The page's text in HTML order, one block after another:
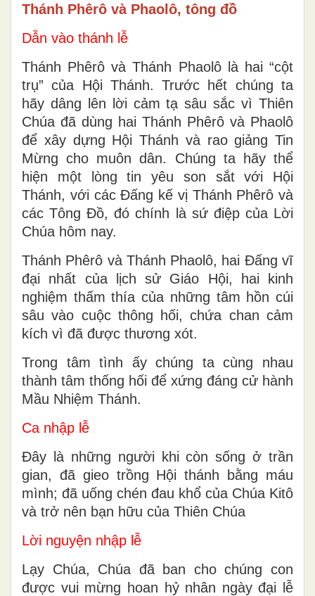
Thánh Phêrô và Phaolô, tông đồ
Dẫn vào thánh lễ
Thánh Phêrô và Thánh Phaolô là hai “cột
trụ” của Hội Thánh. Trước hết chúng ta
hãy dâng lên lời cảm tạ sâu sắc vì Thiên
Chúa đã dùng hai Thánh Phêrô và Phaolô
để xây dựng Hội Thánh và rao giảng Tin
Mừng cho muôn dân. Chúng ta hãy thể
hiện một lòng tin yêu son sắt với Hội
Thánh, với các Đấng kế vị Thánh Phêrô và
các Tông Đồ, đó chính là sứ điệp của Lời
Chúa hôm nay.
Thánh Phêrô và Thánh Phaolô, hai Đấng vĩ
đại nhất của lịch sử Giáo Hội, hai kinh
nghiệm thấm thía của những tâm hồn cúi
sâu vào cuộc thông hối, chứa chan cảm
kích vì đã được thương xót.
Trong tâm tình ấy chúng ta cùng nhau
thành tâm thống hối để xứng đáng cử hành
Mầu Nhiệm Thánh.
Ca nhập lễ
Đây là những người khi còn sống ở trần
gian, đã gieo trồng Hội thánh bằng máu
mình; đã uống chén đau khổ của Chúa Kitô
và trở nên bạn hữu của Thiên Chúa
Lời nguyện nhập lễ
Lạy Chúa, Chúa đã ban cho chúng con
được vui mừng hoan hỷ nhân ngày đại lễ